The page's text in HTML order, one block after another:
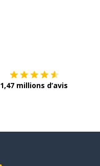
1,47 millions d’avis